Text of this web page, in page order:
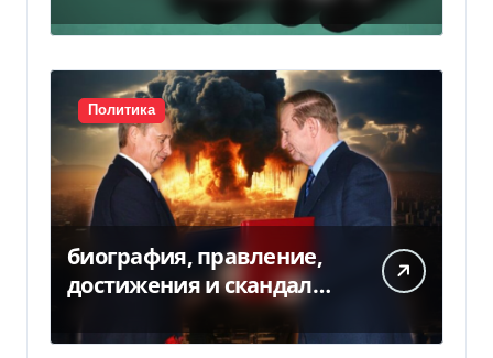
Политика
биография, правление,
достижения и скандалы
второго президента
Украины